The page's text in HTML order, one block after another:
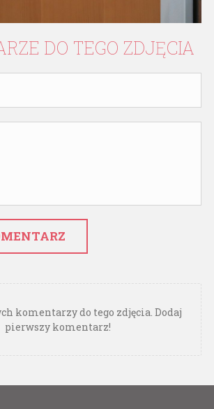
DO TEGO ZDJĘCIA
komentarzy do tego zdjęcia. Dodaj
pierwszy komentarz!